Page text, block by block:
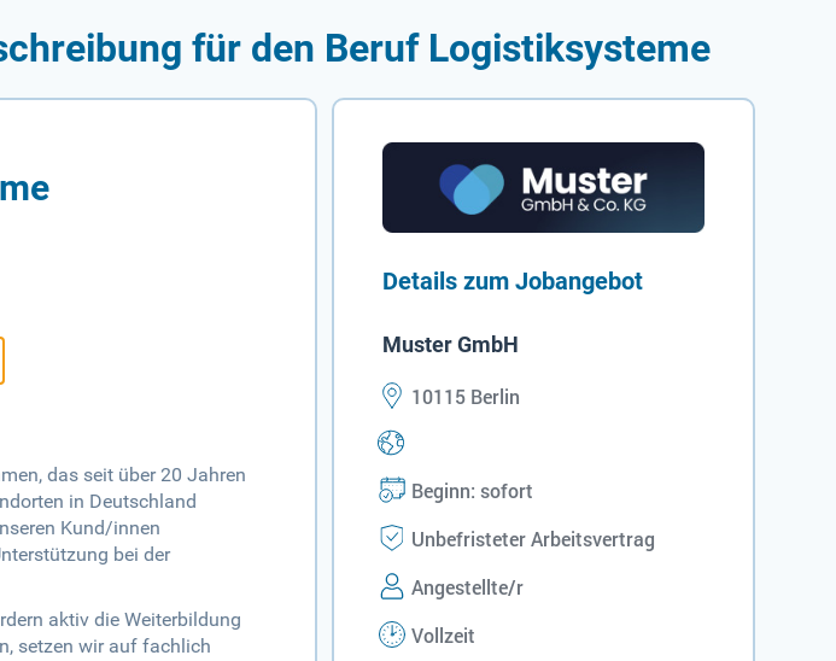
für den Beruf Logistiksysteme
das seit über 20 Jahren
in Deutschland
Kund/innen
bei der
aktiv die Weiterbildung
setzen wir auf fachlich
Details zum Jobangebot
Muster GmbH
10115 Berlin
Beginn: sofort
Unbefristeter Arbeitsvertrag
Angestellte/r
Vollzeit